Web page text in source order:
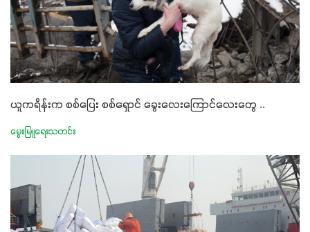
ယူကရိန်းက စစ်ပြေး စစ်ရှောင် ခွေးလေးကြောင်လေးတွေ ..
မွေးမြူရေးသတင်း